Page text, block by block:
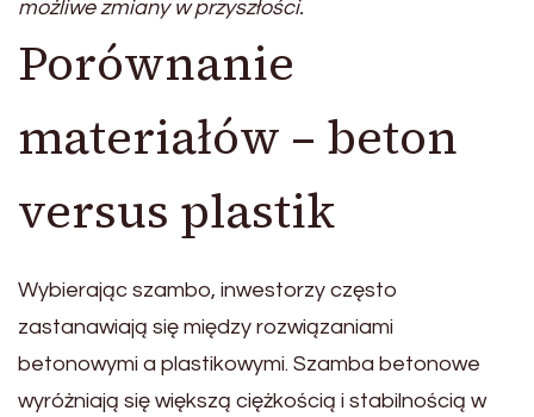
możliwe zmiany w przyszłości.
Porównanie
materiałów – beton
versus plastik
Wybierając szambo, inwestorzy często
zastanawiają się między rozwiązaniami
betonowymi a plastikowymi. Szamba betonowe
wyróżniają się większą ciężkością i stabilnością w